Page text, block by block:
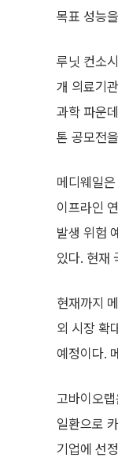
목표 성능
루닛 컨소
개 의료기
과학 파운
톤 공모전
메디웨일
이프라인
발생 위험
있다. 현재
현재까지
외 시장 확
예정이다.
고바이오
일환으로
기업에 선